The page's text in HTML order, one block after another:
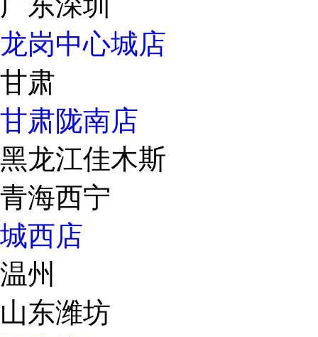
龙岗中心城店
甘肃
甘肃陇南店
黑龙江佳木斯
青海西宁
城西店
温州
山东潍坊